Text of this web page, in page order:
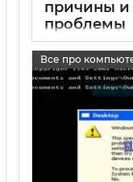
причины и
проблемы
17 05 2025
Все про